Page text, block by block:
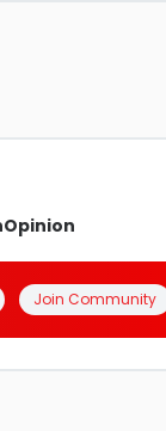
Opinion
Join Community